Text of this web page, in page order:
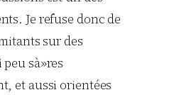
Je refuse donc de
sur des
sà»res
et aussi orientées